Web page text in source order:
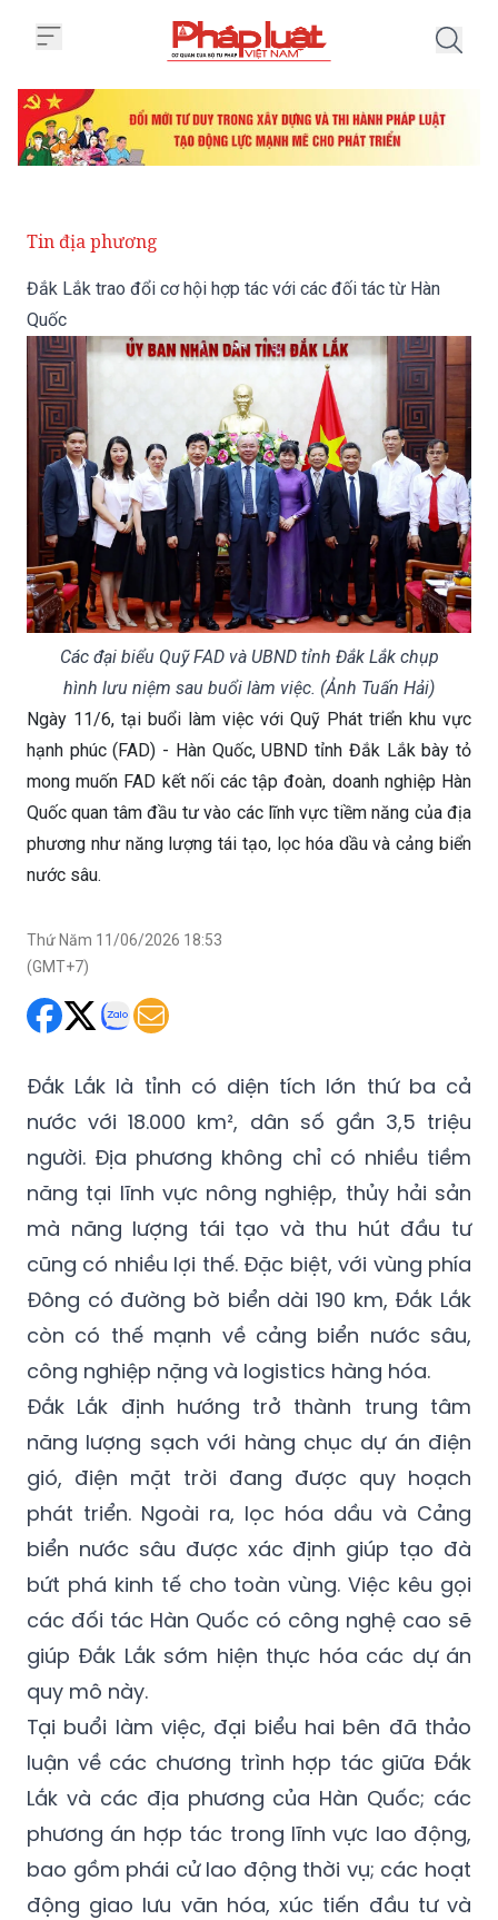
Tin địa phương
Đắk Lắk trao đổi cơ hội hợp tác với các đối tác từ Hàn
Quốc
Các đại biểu Quỹ FAD và UBND tỉnh Đắk Lắk chụp
hình lưu niệm sau buổi làm việc. (Ảnh Tuấn Hải)
Ngày 11/6, tại buổi làm việc với Quỹ Phát triển khu vực
hạnh phúc (FAD) - Hàn Quốc, UBND tỉnh Đắk Lắk bày tỏ
mong muốn FAD kết nối các tập đoàn, doanh nghiệp Hàn
Quốc quan tâm đầu tư vào các lĩnh vực tiềm năng của địa
phương như năng lượng tái tạo, lọc hóa dầu và cảng biển
nước sâu.
Thứ Năm 11/06/2026 18:53
(GMT+7)
Đắk Lắk là tỉnh có diện tích lớn thứ ba cả
nước với 18.000 km², dân số gần 3,5 triệu
người. Địa phương không chỉ có nhiều tiềm
năng tại lĩnh vực nông nghiệp, thủy hải sản
mà năng lượng tái tạo và thu hút đầu tư
cũng có nhiều lợi thế. Đặc biệt, với vùng phía
Đông có đường bờ biển dài 190 km, Đắk Lắk
còn có thế mạnh về cảng biển nước sâu,
công nghiệp nặng và logistics hàng hóa.
Đắk Lắk định hướng trở thành trung tâm
năng lượng sạch với hàng chục dự án điện
gió, điện mặt trời đang được quy hoạch
phát triển. Ngoài ra, lọc hóa dầu và Cảng
biển nước sâu được xác định giúp tạo đà
bứt phá kinh tế cho toàn vùng. Việc kêu gọi
các đối tác Hàn Quốc có công nghệ cao sẽ
giúp Đắk Lắk sớm hiện thực hóa các dự án
quy mô này.
Tại buổi làm việc, đại biểu hai bên đã thảo
luận về các chương trình hợp tác giữa Đắk
Lắk và các địa phương của Hàn Quốc; các
phương án hợp tác trong lĩnh vực lao động,
bao gồm phái cử lao động thời vụ; các hoạt
động giao lưu văn hóa, xúc tiến đầu tư và